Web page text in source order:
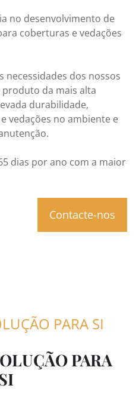
no desenvolvimento de
coberturas e vedações
necessidades dos nossos
da mais alta
durabilidade,
vedações no ambiente e
dias por ano com a maior
Contacte-nos
PARA SI
PARA